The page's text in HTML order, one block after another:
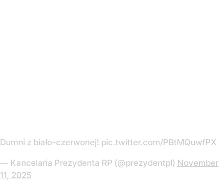
Dumni z biało-czerwonej! pic.twitter.com/PBtMQuwfPX
— Kancelaria Prezydenta RP (@prezydentpl) November
11, 2025